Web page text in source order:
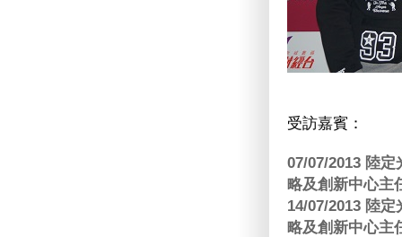
受訪嘉賓：
07/07/2013 陸
略及創新中心主
14/07/2013 陸
略及創新中心主